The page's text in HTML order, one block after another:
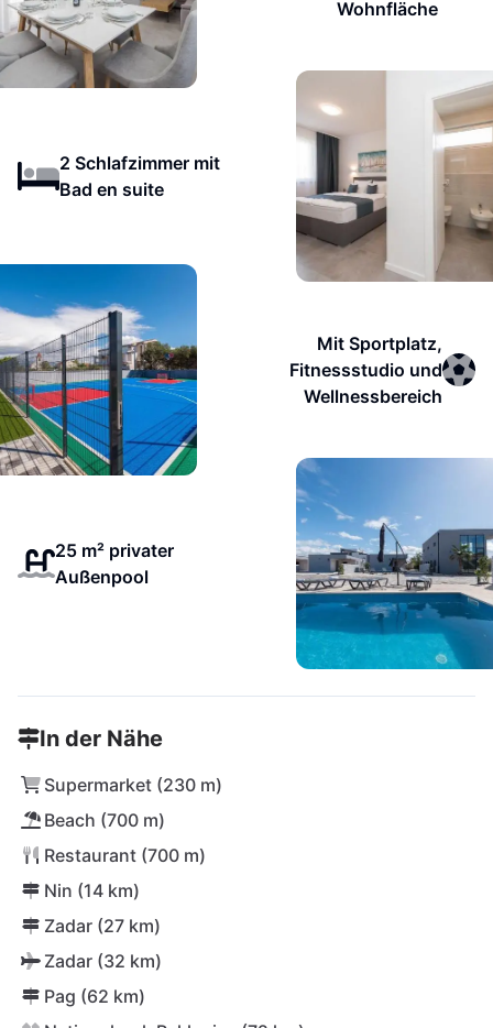
Wohnfläche
2 Schlafzimmer mit
Bad en suite
Mit Sportplatz,
Fitnessstudio und
Wellnessbereich
25 m² privater
Außenpool
In der Nähe
Supermarket (230 m)
Beach (700 m)
Restaurant (700 m)
Nin (14 km)
Zadar (27 km)
Zadar (32 km)
Pag (62 km)